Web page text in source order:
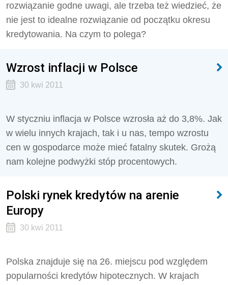
rozwiązanie godne uwagi, ale trzeba też wiedzieć, że
nie jest to idealne rozwiązanie od początku okresu
kredytowania. Na czym to polega?
Wzrost inflacji w Polsce
30 kwi 2011
W styczniu inflacja w Polsce wzrosła aż do 3,8%. Jak
w wielu innych krajach, tak i u nas, tempo wzrostu
cen w gospodarce może mieć fatalny skutek. Grożą
nam kolejne podwyżki stóp procentowych.
Polski rynek kredytów na arenie
Europy
30 kwi 2011
Polska znajduje się na 26. miejscu pod względem
popularności kredytów hipotecznych. W krajach